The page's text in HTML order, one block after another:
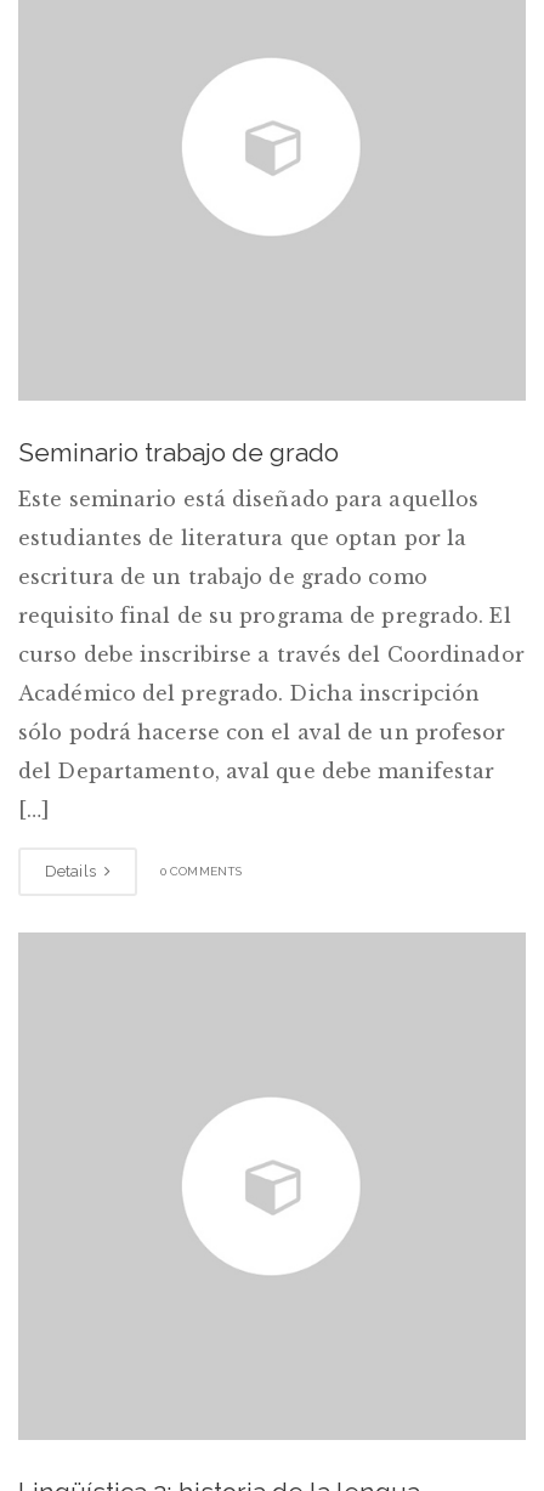
Seminario trabajo de grado
Este seminario está diseñado para aquellos
estudiantes de literatura que optan por la
escritura de un trabajo de grado como
requisito final de su programa de pregrado. El
curso debe inscribirse a través del Coordinador
Académico del pregrado. Dicha inscripción
sólo podrá hacerse con el aval de un profesor
del Departamento, aval que debe manifestar
[…]
Details 0 COMMENTS